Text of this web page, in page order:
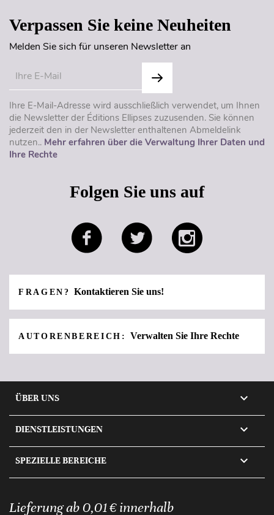
Verpassen Sie keine Neuheiten
Melden Sie sich für unseren Newsletter an
Ihre E-Mail-Adresse wird ausschließlich verwendet, um Ihnen
die Newsletter der Éditions Ellipses zuzusenden. Sie können
jederzeit den in der Newsletter enthaltenen Abmeldelink
nutzen.. Mehr erfahren über die Verwaltung Ihrer Daten und
Ihre Rechte
Folgen Sie uns auf
FRAGEN? Kontaktieren Sie uns!
AUTORENBEREICH: Verwalten Sie Ihre Rechte
ÜBER UNS 
DIENSTLEISTUNGEN 
SPEZIELLE BEREICHE 
Lieferung ab 0,01 € innerhalb